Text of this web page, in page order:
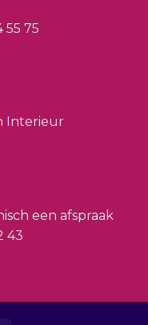
55 75
Interieur
een afspraak
43